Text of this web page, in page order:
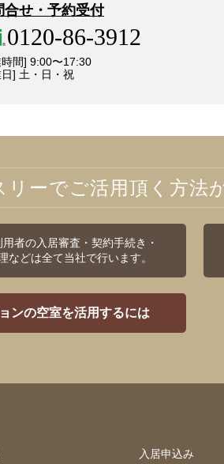
合せ・予約受付
0120-86-3912
時間] 9:00〜17:30
] 土・日・祝
リーでご活用頂く方法
者の入居審査・契約手続き・
などは全て当社で行います。
ンの空室を活用するには
入居申込み